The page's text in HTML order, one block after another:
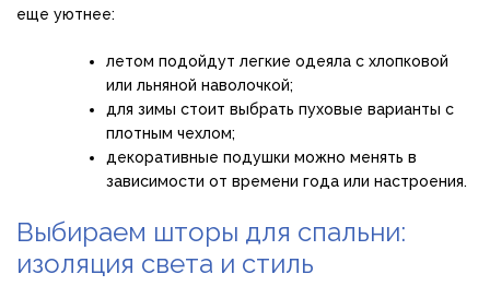
еще уютнее:
летом подойдут легкие одеяла с хлопковой
или льняной наволочкой;
для зимы стоит выбрать пуховые варианты с
плотным чехлом;
декоративные подушки можно менять в
зависимости от времени года или настроения.
Выбираем шторы для спальни:
изоляция света и стиль